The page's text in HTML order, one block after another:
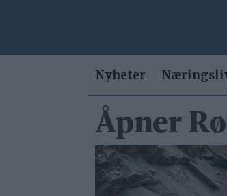
Nyheter
Åpner